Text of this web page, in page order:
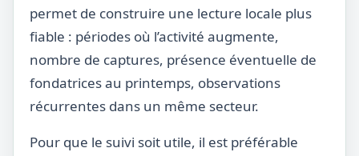
permet de construire une lecture locale plus
fiable : périodes où l’activité augmente,
nombre de captures, présence éventuelle de
fondatrices au printemps, observations
récurrentes dans un même secteur.
Pour que le suivi soit utile, il est préférable